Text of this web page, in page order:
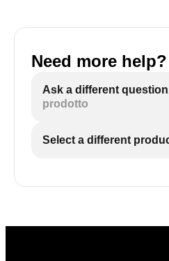
Need more help?
Ask a different question
prodotto
Select a different